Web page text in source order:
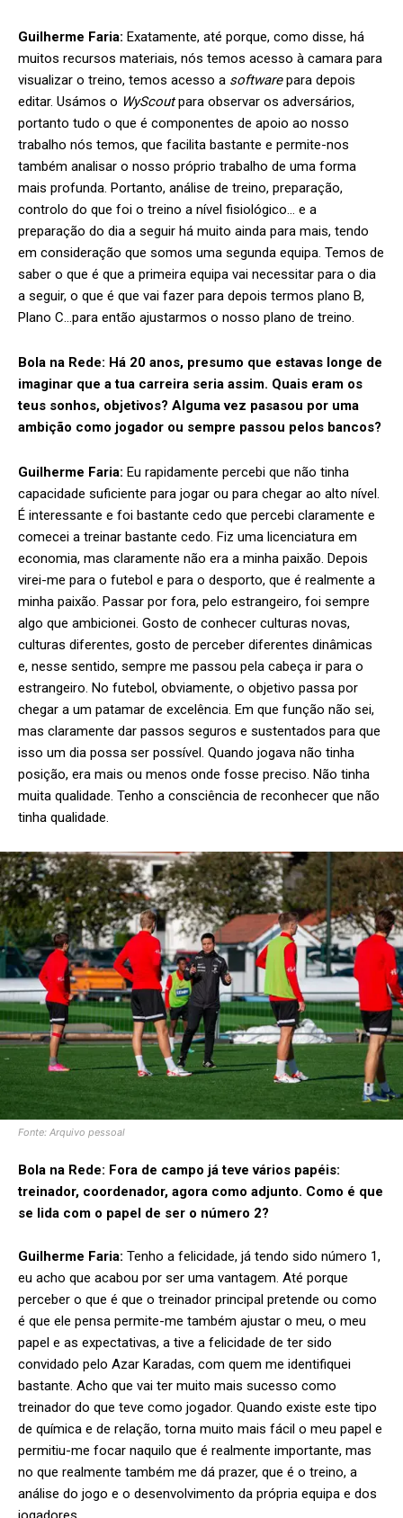
Guilherme Faria: Exatamente, até porque, como disse, há
muitos recursos materiais, nós temos acesso à camara para
visualizar o treino, temos acesso a softwarepara depois
editar. Usámos o WyScoutpara observar os adversários,
portanto tudo o que é componentes de apoio ao nosso
trabalho nós temos, que facilita bastante e permite-nos
também analisar o nosso próprio trabalho de uma forma
mais profunda. Portanto, análise de treino, preparação,
controlo do que foi o treino a nível fisiológico… e a
preparação do dia a seguir há muito ainda para mais, tendo
em consideração que somos uma segunda equipa. Temos de
saber o que é que a primeira equipa vai necessitar para o dia
a seguir, o que é que vai fazer para depois termos plano B,
Plano C…para então ajustarmos o nosso plano de treino.
Bola na Rede: Há 20 anos, presumo que estavas longe de
imaginar que a tua carreira seria assim. Quais eram os
teus sonhos, objetivos? Alguma vez pasasou por uma
ambição como jogador ou sempre passou pelos bancos?
Guilherme Faria: Eu rapidamente percebi que não tinha
capacidade suficiente para jogar ou para chegar ao alto nível.
É interessante e foi bastante cedo que percebi claramente e
comecei a treinar bastante cedo. Fiz uma licenciatura em
economia, mas claramente não era a minha paixão. Depois
virei-me para o futebol e para o desporto, que é realmente a
minha paixão. Passar por fora, pelo estrangeiro, foi sempre
algo que ambicionei. Gosto de conhecer culturas novas,
culturas diferentes, gosto de perceber diferentes dinâmicas
e, nesse sentido, sempre me passou pela cabeça ir para o
estrangeiro. No futebol, obviamente, o objetivo passa por
chegar a um patamar de excelência. Em que função não sei,
mas claramente dar passos seguros e sustentados para que
isso um dia possa ser possível. Quando jogava não tinha
posição, era mais ou menos onde fosse preciso. Não tinha
muita qualidade. Tenho a consciência de reconhecer que não
tinha qualidade.
Fonte: Arquivo pessoal
Bola na Rede: Fora de campo já teve vários papéis:
treinador, coordenador, agora como adjunto. Como é que
se lida com o papel de ser o número 2?
Guilherme Faria: Tenho a felicidade, já tendo sido número 1,
eu acho que acabou por ser uma vantagem. Até porque
perceber o que é que o treinador principal pretende ou como
é que ele pensa permite-me também ajustar o meu, o meu
papel e as expectativas, a tive a felicidade de ter sido
convidado pelo Azar Karadas, com quem me identifiquei
bastante. Acho que vai ter muito mais sucesso como
treinador do que teve como jogador. Quando existe este tipo
de química e de relação, torna muito mais fácil o meu papel e
permitiu-me focar naquilo que é realmente importante, mas
no que realmente também me dá prazer, que é o treino, a
análise do jogo e o desenvolvimento da própria equipa e dos